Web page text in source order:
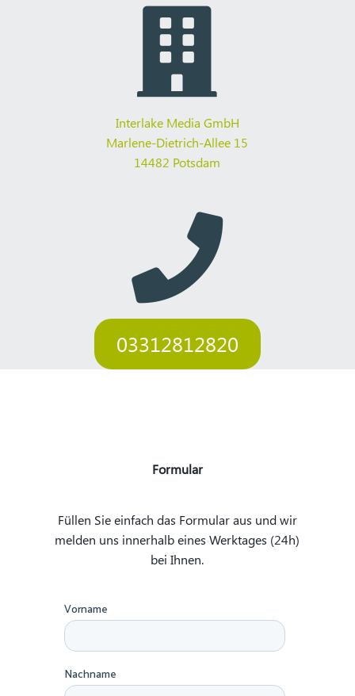

Interlake Media GmbH
Marlene-Dietrich-Allee 15
14482 Potsdam

03312812820
Formular
Füllen Sie einfach das Formular aus und wir
melden uns innerhalb eines Werktages (24h)
bei Ihnen.